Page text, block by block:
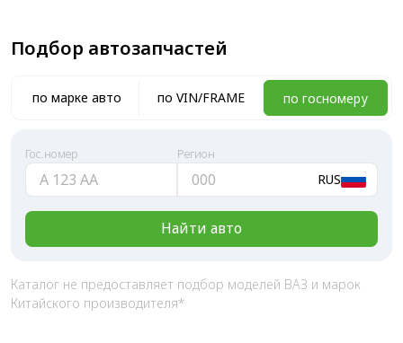
Подбор автозапчастей
по марке авто по VIN/FRAME по гоcномеру
Гос.номер Регион
RUS
Каталог не предоставляет подбор моделей ВАЗ и марок
Китайского производителя*